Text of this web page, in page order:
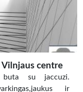
Vilnjaus centre
su jaccuzi.
ir